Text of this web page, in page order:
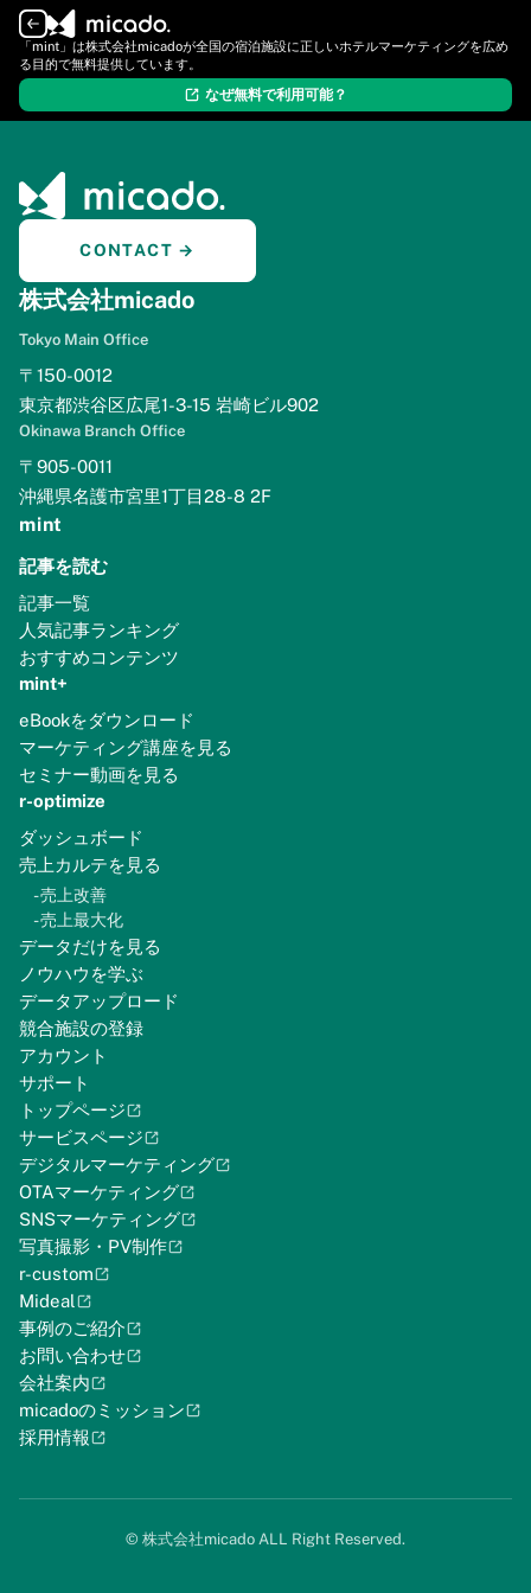
「mint」は株式会社micadoが全国の宿泊施設に正しいホテルマーケティングを広め
る目的で無料提供しています。
なぜ無料で利用可能？
ログイン 新規登録
CONTACT →
株式会社micado
Tokyo Main Office
〒150-0012
東京都渋谷区広尾1-3-15 岩崎ビル902
Okinawa Branch Office
〒905-0011
沖縄県名護市宮里1丁目28-8 2F
mint
記事を読む
記事一覧
人気記事ランキング
おすすめコンテンツ
mint+
eBookをダウンロード
マーケティング講座を見る
セミナー動画を見る
r-optimize
ダッシュボード
売上カルテを見る
-売上改善
-売上最大化
データだけを見る
ノウハウを学ぶ
データアップロード
競合施設の登録
アカウント
サポート
トップページ
サービスページ
デジタルマーケティング
OTAマーケティング
SNSマーケティング
写真撮影・PV制作
r-custom
Mideal
事例のご紹介
お問い合わせ
会社案内
micadoのミッション
採用情報
©︎ 株式会社micado ALL Right Reserved.